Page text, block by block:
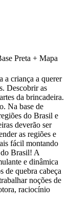
Preta + Mapa
a criança a querer
Descobrir as
da brincadeira.
Na base de
do Brasil e
deverão ser
as regiões e
fácil montando
do Brasil! A
e dinâmica
de quebra cabeça
noções de
raciocínio